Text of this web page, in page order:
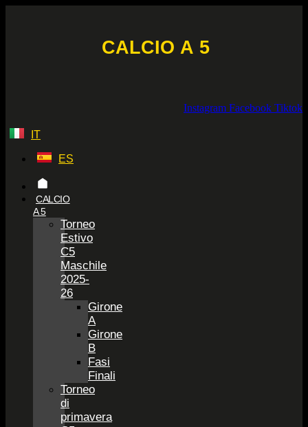
CALCIO A 5
Instagram Facebook Tiktok
IT
ES
CALCIO
A 5
Torneo
Estivo
C5
Maschile
2025-
26
Girone
A
Girone
B
Fasi
Finali
Torneo
di
primavera